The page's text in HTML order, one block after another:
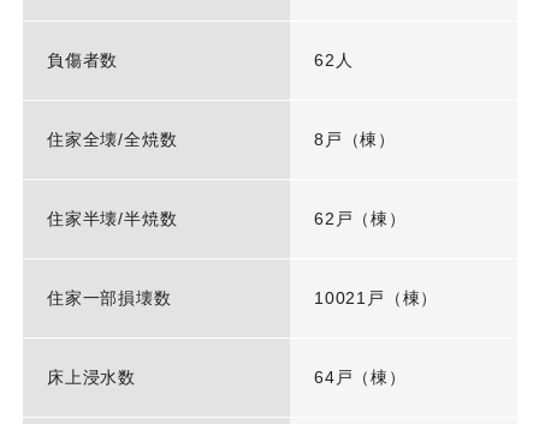
負傷者数 62人
住家全壊/全焼数 8戸（棟）
住家半壊/半焼数 62戸（棟）
住家一部損壊数 10021戸（棟）
床上浸水数 64戸（棟）